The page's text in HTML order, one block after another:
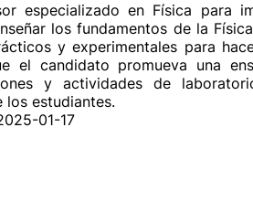
especializado en Física para
los fundamentos de la
y experimentales para
el candidato promueva una
y actividades de
estudiantes.
01-17